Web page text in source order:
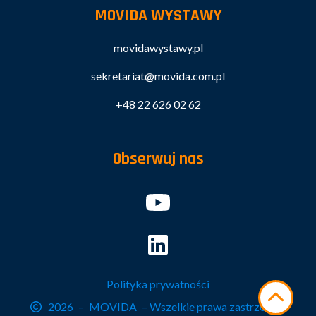
skutecznie odpowiadać na potrzeby dynamicznie
rozwiązania łączące wydajność, bezpieczeństwo i
MOVIDA WYSTAWY
movidawystawy.pl
sekretariat@movida.com.pl
+48 22 626 02 62
Obserwuj nas
Polityka prywatności
2026 – MOVIDA – Wszelkie prawa zastrzeżone